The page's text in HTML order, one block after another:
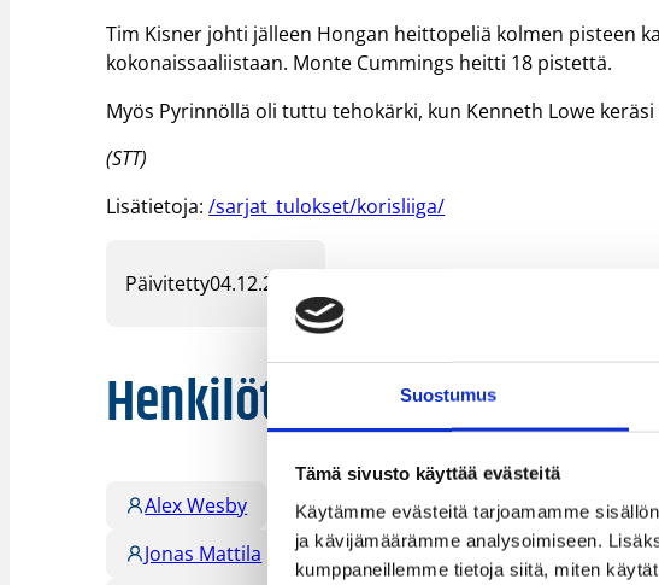
Suostumus
Tämä sivusto käyttää evästeitä
Käytämme evästeitä tarjoamamme
ja kävijämäärämme analysoimiseen.
kumppaneillemme tietoja siitä, miten
Tim Kisner johti jälleen Hongan heittopeliä kolmen pisteen
kokonaissaaliistaan. Monte Cummings heitti 18 pistettä.
Myös Pyrinnöllä oli tuttu tehokärki, kun Kenneth Lowe keräsi
(STT)
Lisätietoja:/sarjat_tulokset/korisliiga/
Päivitetty04.12.2005
Henkilöt
Alex Wesby Andre Foreman Chanan Colman
Jonas Mattila
Jonathan Jones Jussi